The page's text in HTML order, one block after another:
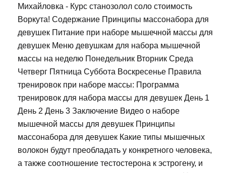
Михайловка - Курс станозолол соло стоимость
Воркута! Содержание Принципы массонабора для
девушек Питание при наборе мышечной массы для
девушек Меню девушкам для набора мышечной
массы на неделю Понедельник Вторник Среда
Четверг Пятница Суббота Воскресенье Правила
тренировок при наборе массы: Программа
тренировок для набора массы для девушек День 1
День 2 День 3 Заключение Видео о наборе
мышечной массы для девушек Принципы
массонабора для девушек Какие типы мышечных
волокон будут преобладать у конкретного человека,
а также соотношение тестостерона к эстрогену, и